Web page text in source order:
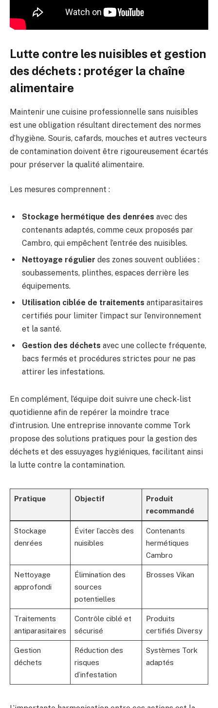
Lutte contre les nuisibles et gestion
des déchets : protéger la chaîne
alimentaire
Maintenir une cuisine professionnelle sans nuisibles
est une obligation résultant directement des normes
d’hygiène. Souris, cafards, mouches et autres vecteurs
de contamination doivent être rigoureusement écartés
pour préserver la qualité alimentaire.
Les mesures comprennent :
Stockage hermétique des denrées avec des
contenants adaptés, comme ceux proposés par
Cambro, qui empêchent l’entrée des nuisibles.
Nettoyage régulier des zones souvent oubliées :
soubassements, plinthes, espaces derrière les
équipements.
Utilisation ciblée de traitements antiparasitaires
certifiés pour limiter l’impact sur l’environnement
et la santé.
Gestion des déchets avec une collecte fréquente,
bacs fermés et procédures strictes pour ne pas
attirer les infestations.
En complément, l’équipe doit suivre une check-list
quotidienne afin de repérer la moindre trace
d’intrusion. Une entreprise innovante comme Tork
propose des solutions pratiques pour la gestion des
déchets et des essuyages hygiéniques, facilitant ainsi
la lutte contre la contamination.
Pratique Objectif
Produit
recommandé
Stockage
denrées
Éviter l’accès des
nuisibles
Contenants
hermétiques
Cambro
Nettoyage
approfondi
Élimination des
sources
potentielles
Brosses Vikan
Traitements
antiparasitaires
Contrôle ciblé et
sécurisé
Produits
certifiés Diversy
Gestion
déchets
Réduction des
risques
d’infestation
Systèmes Tork
adaptés